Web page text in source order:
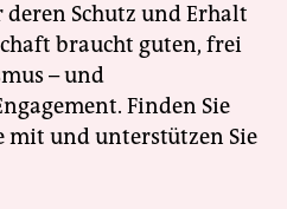
Schutz und Erhalt
braucht guten, frei
– und
Finden Sie
mit und unterstützen Sie